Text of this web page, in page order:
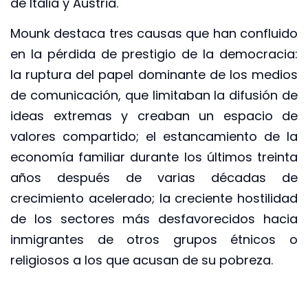
Mounk destaca tres causas que han confluido
en la pérdida de prestigio de la democracia:
la ruptura del papel dominante de los medios
de comunicación, que limitaban la difusión de
ideas extremas y creaban un espacio de
valores compartido; el estancamiento de la
economía familiar durante los últimos treinta
años después de varias décadas de
crecimiento acelerado; la creciente hostilidad
de los sectores más desfavorecidos hacia
inmigrantes de otros grupos étnicos o
religiosos a los que acusan de su pobreza.